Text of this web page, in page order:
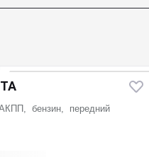
бензин, передний